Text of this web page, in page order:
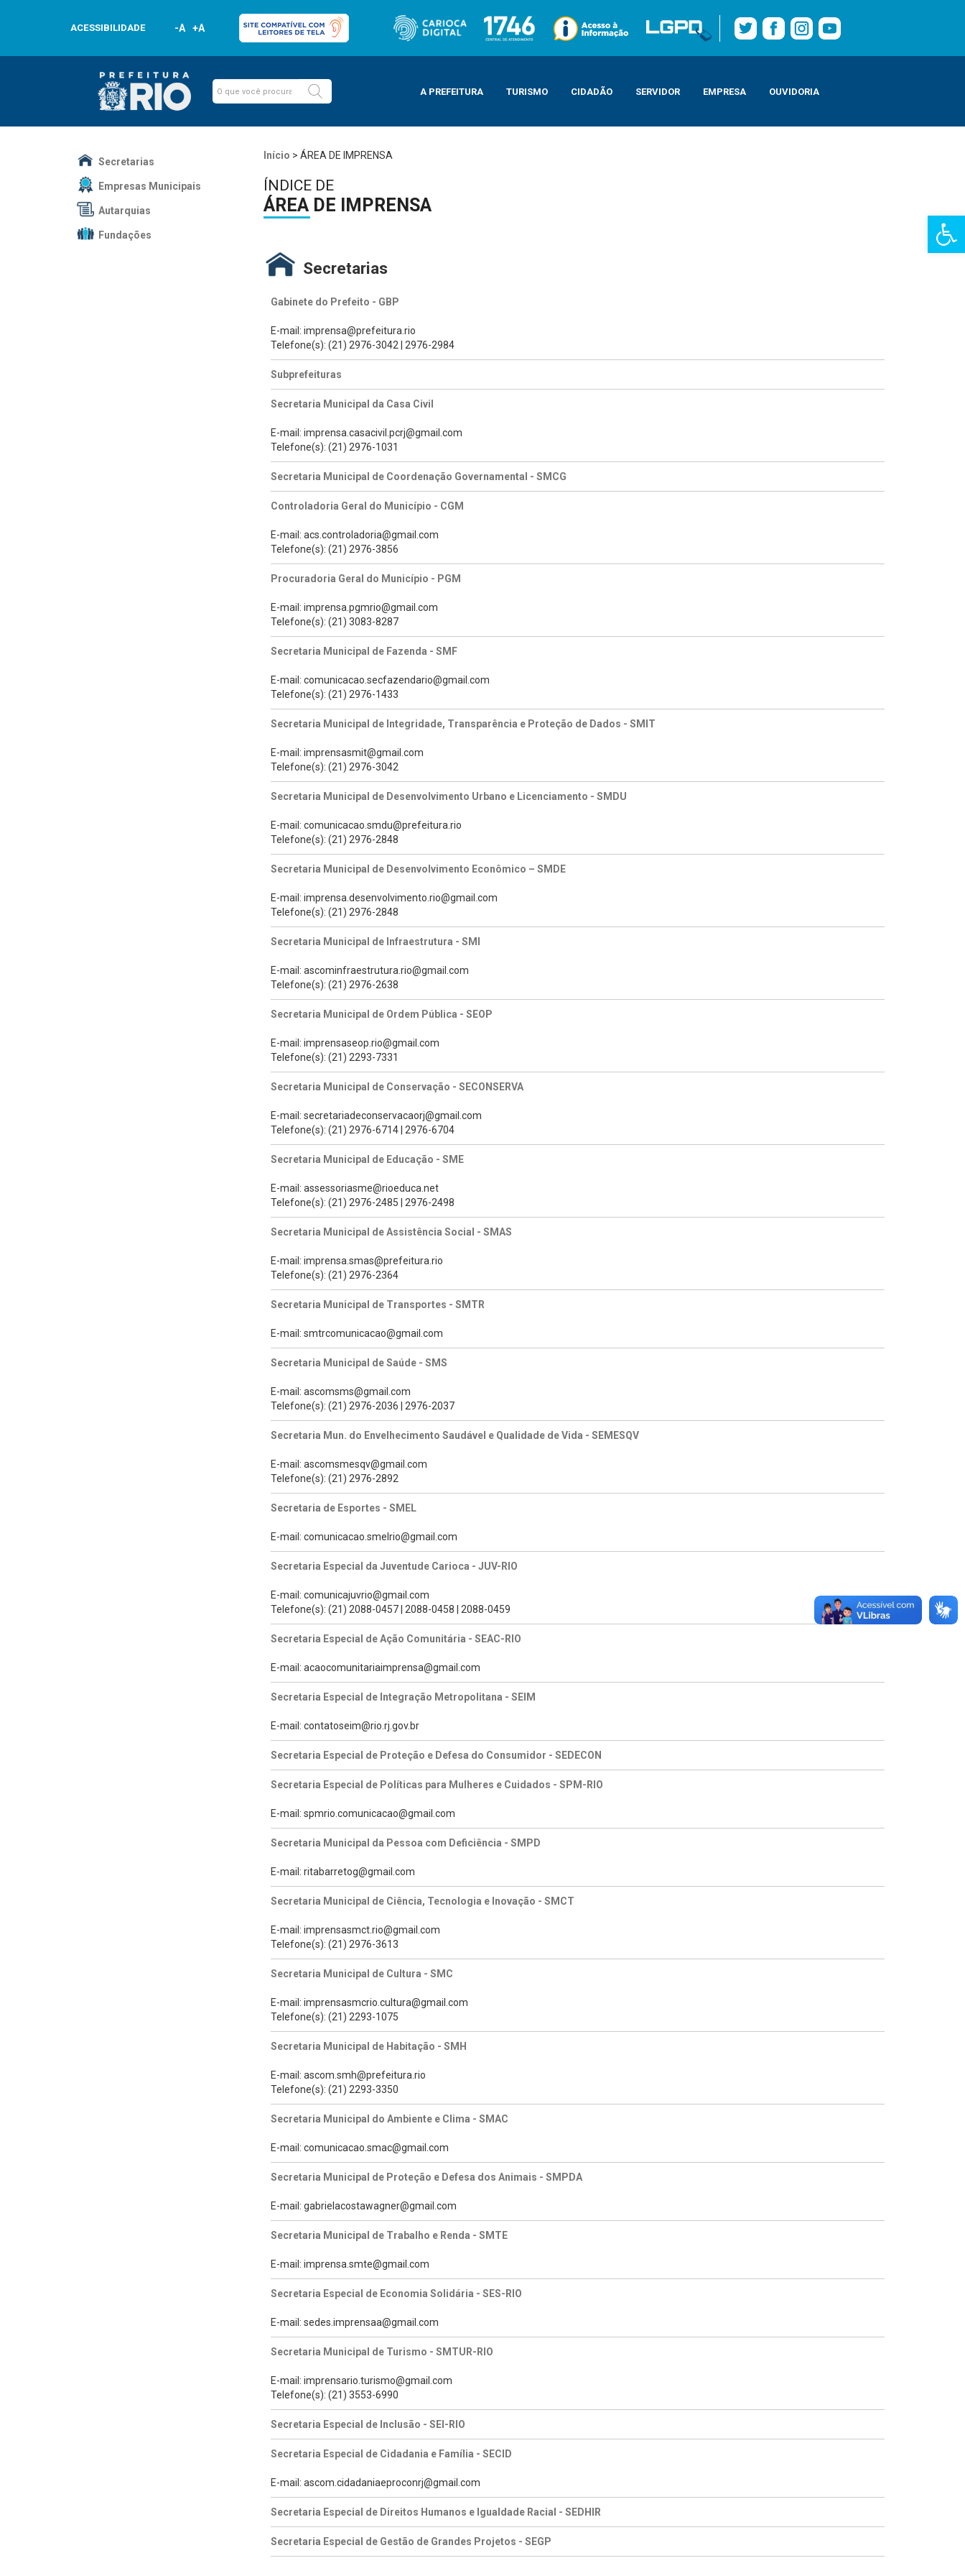
Barra de
ACESSIBILIDADE -A +A
A PREFEITURA TURISMO CIDADÃO SERVIDOR EMPRESA OUVIDORIA
Início > ÁREA DE IMPRENSA
ÍNDICE DE
ÁREA DE IMPRENSA
Secretarias
Empresas Municipais
Autarquias
Fundações
Secretarias
Gabinete do Prefeito - GBP
E-mail: imprensa@prefeitura.rio
Telefone(s): (21) 2976-3042 | 2976-2984
Subprefeituras
Secretaria Municipal da Casa Civil
E-mail: imprensa.casacivil.pcrj@gmail.com
Telefone(s): (21) 2976-1031
Secretaria Municipal de Coordenação Governamental - SMCG
Controladoria Geral do Município - CGM
E-mail: acs.controladoria@gmail.com
Telefone(s): (21) 2976-3856
Procuradoria Geral do Município - PGM
E-mail: imprensa.pgmrio@gmail.com
Telefone(s): (21) 3083-8287
Secretaria Municipal de Fazenda - SMF
E-mail: comunicacao.secfazendario@gmail.com
Telefone(s): (21) 2976-1433
Secretaria Municipal de Integridade, Transparência e Proteção de Dados - SMIT
E-mail: imprensasmit@gmail.com
Telefone(s): (21) 2976-3042
Secretaria Municipal de Desenvolvimento Urbano e Licenciamento - SMDU
E-mail: comunicacao.smdu@prefeitura.rio
Telefone(s): (21) 2976-2848
Secretaria Municipal de Desenvolvimento Econômico – SMDE
E-mail: imprensa.desenvolvimento.rio@gmail.com
Telefone(s): (21) 2976-2848
Secretaria Municipal de Infraestrutura - SMI
E-mail: ascominfraestrutura.rio@gmail.com
Telefone(s): (21) 2976-2638
Secretaria Municipal de Ordem Pública - SEOP
E-mail: imprensaseop.rio@gmail.com
Telefone(s): (21) 2293-7331
Secretaria Municipal de Conservação - SECONSERVA
E-mail: secretariadeconservacaorj@gmail.com
Telefone(s): (21) 2976-6714 | 2976-6704
Secretaria Municipal de Educação - SME
E-mail: assessoriasme@rioeduca.net
Telefone(s): (21) 2976-2485 | 2976-2498
Secretaria Municipal de Assistência Social - SMAS
E-mail: imprensa.smas@prefeitura.rio
Telefone(s): (21) 2976-2364
Secretaria Municipal de Transportes - SMTR
E-mail: smtrcomunicacao@gmail.com
Secretaria Municipal de Saúde - SMS
E-mail: ascomsms@gmail.com
Telefone(s): (21) 2976-2036 | 2976-2037
Secretaria Mun. do Envelhecimento Saudável e Qualidade de Vida - SEMESQV
E-mail: ascomsmesqv@gmail.com
Telefone(s): (21) 2976-2892
Secretaria de Esportes - SMEL
E-mail: comunicacao.smelrio@gmail.com
Secretaria Especial da Juventude Carioca - JUV-RIO
E-mail: comunicajuvrio@gmail.com
Telefone(s): (21) 2088-0457 | 2088-0458 | 2088-0459
Secretaria Especial de Ação Comunitária - SEAC-RIO
E-mail: acaocomunitariaimprensa@gmail.com
Secretaria Especial de Integração Metropolitana - SEIM
E-mail: contatoseim@rio.rj.gov.br
Secretaria Especial de Proteção e Defesa do Consumidor - SEDECON
Secretaria Especial de Políticas para Mulheres e Cuidados - SPM-RIO
E-mail: spmrio.comunicacao@gmail.com
Secretaria Municipal da Pessoa com Deficiência - SMPD
E-mail: ritabarretog@gmail.com
Secretaria Municipal de Ciência, Tecnologia e Inovação - SMCT
E-mail: imprensasmct.rio@gmail.com
Telefone(s): (21) 2976-3613
Secretaria Municipal de Cultura - SMC
E-mail: imprensasmcrio.cultura@gmail.com
Telefone(s): (21) 2293-1075
Secretaria Municipal de Habitação - SMH
E-mail: ascom.smh@prefeitura.rio
Telefone(s): (21) 2293-3350
Secretaria Municipal do Ambiente e Clima - SMAC
E-mail: comunicacao.smac@gmail.com
Secretaria Municipal de Proteção e Defesa dos Animais - SMPDA
E-mail: gabrielacostawagner@gmail.com
Secretaria Municipal de Trabalho e Renda - SMTE
E-mail: imprensa.smte@gmail.com
Secretaria Especial de Economia Solidária - SES-RIO
E-mail: sedes.imprensaa@gmail.com
Secretaria Municipal de Turismo - SMTUR-RIO
E-mail: imprensario.turismo@gmail.com
Telefone(s): (21) 3553-6990
Secretaria Especial de Inclusão - SEI-RIO
Secretaria Especial de Cidadania e Família - SECID
E-mail: ascom.cidadaniaeproconrj@gmail.com
Secretaria Especial de Direitos Humanos e Igualdade Racial - SEDHIR
Secretaria Especial de Gestão de Grandes Projetos - SEGP